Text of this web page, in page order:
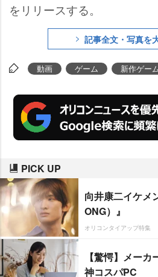
をリリースする。
記事全文・写真を
動画 ゲーム 新作ゲー
PICK UP
向井康二イケメ
ONG）』
オリコンタイアップ特集
【驚愕】メーカ
神コスパPC